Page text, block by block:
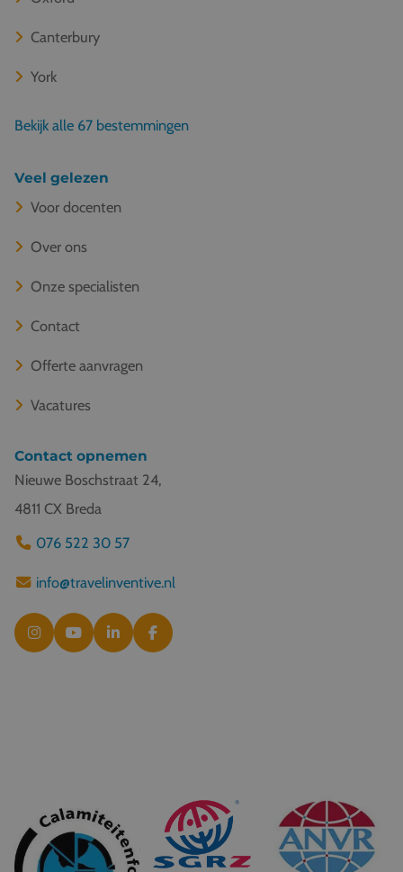
Canterbury
York
Bekijk alle 67 bestemmingen
Veel gelezen
Voor docenten
Over ons
Onze specialisten
Contact
Offerte aanvragen
Vacatures
Contact opnemen
Nieuwe Boschstraat 24,
4811 CX Breda
076 522 30 57
info@travelinventive.nl
© 2026 Travel Inventive